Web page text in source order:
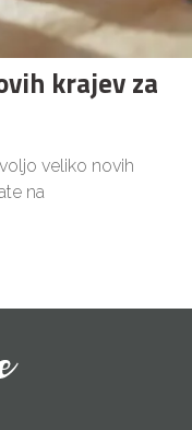
krajev za
veliko novih
na